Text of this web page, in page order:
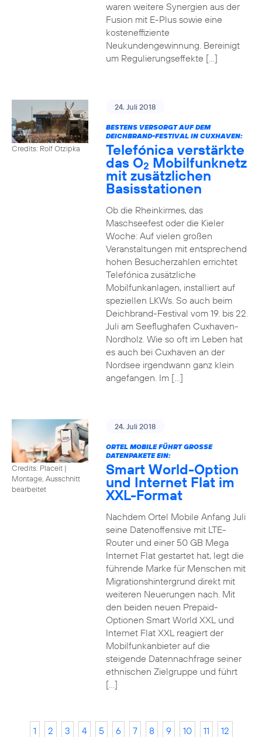
waren weitere Synergien aus der
Fusion mit E-Plus sowie eine
kosteneffiziente
Neukundengewinnung. Bereinigt
um Regulierungseffekte […]
Credits: Rolf Otzipka
24. Juli 2018
BESTENS VERSORGT AUF DEM
DEICHBRAND-FESTIVAL IN CUXHAVEN:
Telefónica verstärkte
das O2 Mobilfunknetz
mit zusätzlichen
Basisstationen
Ob die Rheinkirmes, das
Maschseefest oder die Kieler
Woche: Auf vielen großen
Veranstaltungen mit entsprechend
hohen Besucherzahlen errichtet
Telefónica zusätzliche
Mobilfunkanlagen, installiert auf
speziellen LKWs. So auch beim
Deichbrand-Festival vom 19. bis 22.
Juli am Seeflughafen Cuxhaven-
Nordholz. Wie so oft im Leben hat
es auch bei Cuxhaven an der
Nordsee irgendwann ganz klein
angefangen. Im […]
Credits: Placeit |
Montage, Ausschnitt
bearbeitet
24. Juli 2018
ORTEL MOBILE FÜHRT GROSSE D
ATENPAKETE EIN:
Smart World-Option
und Internet Flat im
XXL-Format
Nachdem Ortel Mobile Anfang Juli
seine Datenoffensive mit LTE-
Router und einer 50 GB Mega
Internet Flat gestartet hat, legt die
führende Marke für Menschen mit
Migrationshintergrund direkt mit
weiteren Neuerungen nach. Mit
den beiden neuen Prepaid-
Optionen Smart World XXL und
Internet Flat XXL reagiert der
Mobilfunkanbieter auf die
steigende Datennachfrage seiner
ethnischen Zielgruppe und führt
[…]
1 2 3 4 5 6 7 8 9 10 11
12